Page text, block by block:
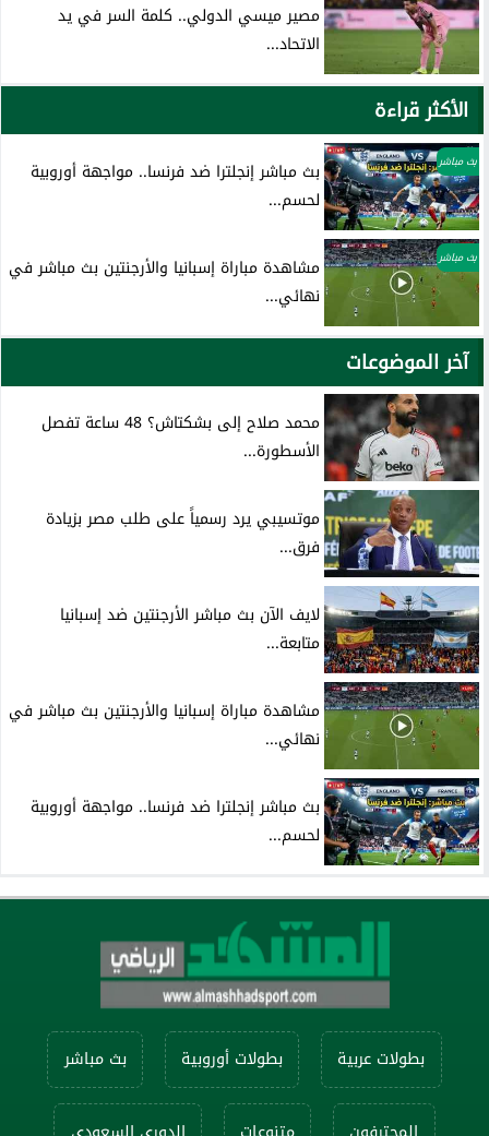
مصير ميسي الدولي.. كلمة السر في يد
الاتحاد...
الأكثر قراءة
بث مباشر
بث مباشر إنجلترا ضد فرنسا.. مواجهة أوروبية
لحسم...
بث مباشر
مشاهدة مباراة إسبانيا والأرجنتين بث مباشر في
نهائي...
آخر الموضوعات
محمد صلاح إلى بشكتاش؟ 48 ساعة تفصل
الأسطورة...
موتسيبي يرد رسمياً على طلب مصر بزيادة
فرق...
لايف الآن بث مباشر الأرجنتين ضد إسبانيا
متابعة...
مشاهدة مباراة إسبانيا والأرجنتين بث مباشر في
نهائي...
بث مباشر إنجلترا ضد فرنسا.. مواجهة أوروبية
لحسم...
بطولات عربية بطولات أوروبية بث مباشر